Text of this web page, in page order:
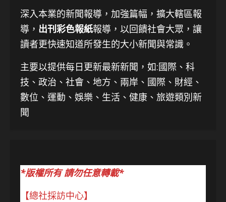
深入本業的新聞報導，加強篇幅，擴大轄區報
導， 出刊彩色報紙報導，以回饋社會大眾，讓
讀者更快速知道所發生的大小新聞與常識。
主要以提供每日更新最新新聞 ，如:國際、科
技、 政治、社會、地方、兩岸、國際、財經、
數位、運動、娛樂、生活、健康、旅遊類別新
聞
*版權所有 請勿任意轉載*
【總社採訪中心】